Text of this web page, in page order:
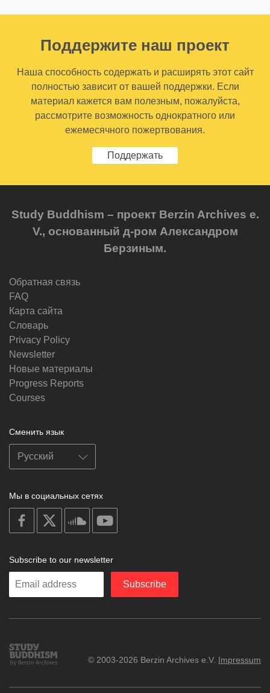
Поддержите наш проект
Наша способность содержать и расширять этот сайт
полностью зависит от вашей поддержки. Если
материал кажется вам полезным, пожалуйста,
рассмотрите возможность однократного или
ежемесячного пожертвования.
Поддержать
Study Buddhism – проект Berzin Archives e.
V., основанный д-ром Александром
Берзиным.
Обратная связь
FAQ
Карта сайта
Словарь
Privacy Policy
Newsletter
Новые материалы
Progress Reports
Courses
Сменить язык
Мы в социальных сетях
on
facebook
soundcloud
Subscribe to our newsletter
Enter
Subscribe
Study
Buddhism
© 2003-2026 Berzin Archives e.V. Impressum